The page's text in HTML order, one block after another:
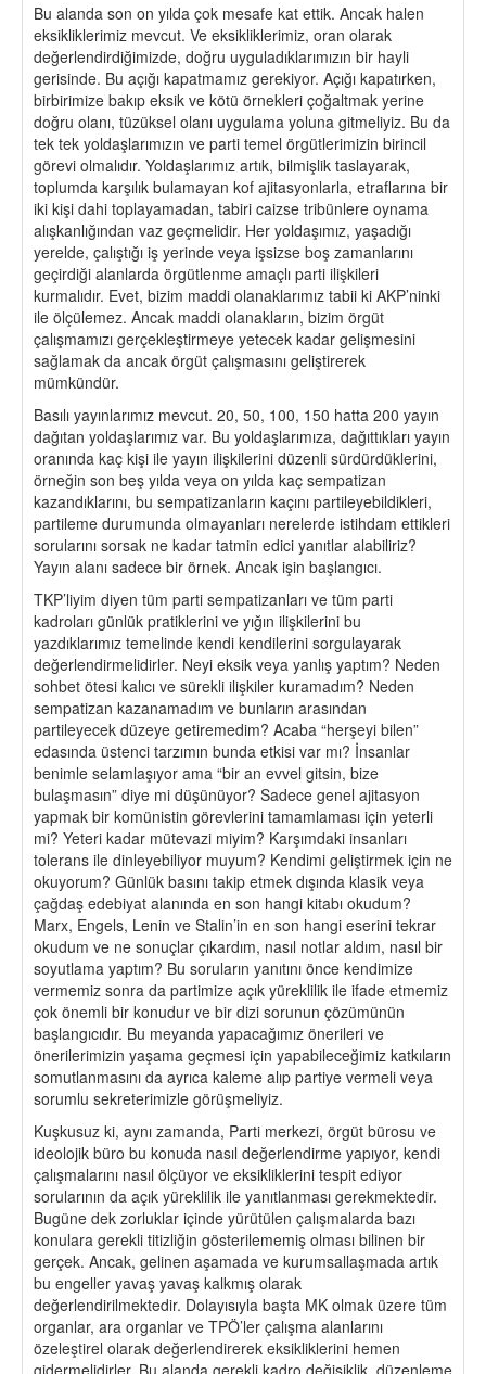
Bu alanda son on yılda çok mesafe kat ettik. Ancak halen
eksikliklerimiz mevcut. Ve eksikliklerimiz, oran olarak
değerlendirdiğimizde, doğru uyguladıklarımızın bir hayli
gerisinde. Bu açığı kapatmamız gerekiyor. Açığı kapatırken,
birbirimize bakıp eksik ve kötü örnekleri çoğaltmak yerine
doğru olanı, tüzüksel olanı uygulama yoluna gitmeliyiz. Bu da
tek tek yoldaşlarımızın ve parti temel örgütlerimizin birincil
görevi olmalıdır. Yoldaşlarımız artık, bilmişlik taslayarak,
toplumda karşılık bulamayan kof ajitasyonlarla, etraflarına bir
iki kişi dahi toplayamadan, tabiri caizse tribünlere oynama
alışkanlığından vaz geçmelidir. Her yoldaşımız, yaşadığı
yerelde, çalıştığı iş yerinde veya işsizse boş zamanlarını
geçirdiği alanlarda örgütlenme amaçlı parti ilişkileri
kurmalıdır. Evet, bizim maddi olanaklarımız tabii ki AKP’ninki
ile ölçülemez. Ancak maddi olanakların, bizim örgüt
çalışmamızı gerçekleştirmeye yetecek kadar gelişmesini
sağlamak da ancak örgüt çalışmasını geliştirerek
mümkündür.
Basılı yayınlarımız mevcut. 20, 50, 100, 150 hatta 200 yayın
dağıtan yoldaşlarımız var. Bu yoldaşlarımıza, dağıttıkları yayın
oranında kaç kişi ile yayın ilişkilerini düzenli sürdürdüklerini,
örneğin son beş yılda veya on yılda kaç sempatizan
kazandıklarını, bu sempatizanların kaçını partileyebildikleri,
partileme durumunda olmayanları nerelerde istihdam ettikleri
sorularını sorsak ne kadar tatmin edici yanıtlar alabiliriz?
Yayın alanı sadece bir örnek. Ancak işin başlangıcı.
TKP’liyim diyen tüm parti sempatizanları ve tüm parti
kadroları günlük pratiklerini ve yığın ilişkilerini bu
yazdıklarımız temelinde kendi kendilerini sorgulayarak
değerlendirmelidirler. Neyi eksik veya yanlış yaptım? Neden
sohbet ötesi kalıcı ve sürekli ilişkiler kuramadım? Neden
sempatizan kazanamadım ve bunların arasından
partileyecek düzeye getiremedim? Acaba “herşeyi bilen”
edasında üstenci tarzımın bunda etkisi var mı? İnsanlar
benimle selamlaşıyor ama “bir an evvel gitsin, bize
bulaşmasın” diye mi düşünüyor? Sadece genel ajitasyon
yapmak bir komünistin görevlerini tamamlaması için yeterli
mi? Yeteri kadar mütevazi miyim? Karşımdaki insanları
tolerans ile dinleyebiliyor muyum? Kendimi geliştirmek için ne
okuyorum? Günlük basını takip etmek dışında klasik veya
çağdaş edebiyat alanında en son hangi kitabı okudum?
Marx, Engels, Lenin ve Stalin’in en son hangi eserini tekrar
okudum ve ne sonuçlar çıkardım, nasıl notlar aldım, nasıl bir
soyutlama yaptım? Bu soruların yanıtını önce kendimize
vermemiz sonra da partimize açık yüreklilik ile ifade etmemiz
çok önemli bir konudur ve bir dizi sorunun çözümünün
başlangıcıdır. Bu meyanda yapacağımız önerileri ve
önerilerimizin yaşama geçmesi için yapabileceğimiz katkıların
somutlanmasını da ayrıca kaleme alıp partiye vermeli veya
sorumlu sekreterimizle görüşmeliyiz.
Kuşkusuz ki, aynı zamanda, Parti merkezi, örgüt bürosu ve
ideolojik büro bu konuda nasıl değerlendirme yapıyor, kendi
çalışmalarını nasıl ölçüyor ve eksikliklerini tespit ediyor
sorularının da açık yüreklilik ile yanıtlanması gerekmektedir.
Bugüne dek zorluklar içinde yürütülen çalışmalarda bazı
konulara gerekli titizliğin gösterilememiş olması bilinen bir
gerçek. Ancak, gelinen aşamada ve kurumsallaşmada artık
bu engeller yavaş yavaş kalkmış olarak
değerlendirilmektedir. Dolayısıyla başta MK olmak üzere tüm
organlar, ara organlar ve TPÖ’ler çalışma alanlarını
özeleştirel olarak değerlendirerek eksikliklerini hemen
gidermelidirler. Bu alanda gerekli kadro değişiklik, düzenleme